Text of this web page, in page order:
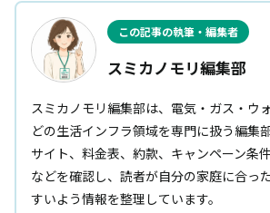
この記事の執筆・編集者
スミカノモリ編集部
スミカノモリ編集部は、電気・ガス・ウ
どの生活インフラ領域を専門に扱う編集
サイト、料金表、約款、キャンペーン条
などを確認し、読者が自分の家庭に合っ
すいよう情報を整理しています。